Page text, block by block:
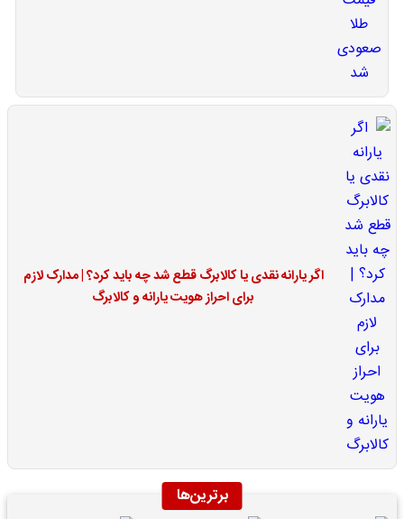
اگر یارانه نقدی یا کالابرگ قطع شد چه باید کرد؟ | مدارک لازم
برای احراز هویت یارانه و کالابرگ
برترین‌ها